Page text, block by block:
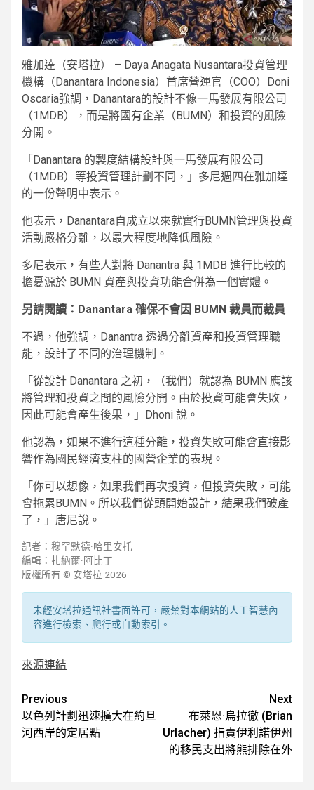
雅加達（安塔拉） – Daya Anagata Nusantara投資管理
機構（Danantara Indonesia）首席營運官（COO）Doni
Oscaria強調，Danantara的設計不像一馬發展有限公司
（1MDB），而是將國有企業（BUMN）和投資的風險
分開。
「Danantara 的製度結構設計與一馬發展有限公司
（1MDB）等投資管理計劃不同，」多尼週四在雅加達
的一份聲明中表示。
他表示，Danantara自成立以來就實行BUMN管理與投資
活動嚴格分離，以最大程度地降低風險。
多尼表示，有些人對將 Danantra 與 1MDB 進行比較的
擔憂源於 BUMN 資產與投資功能合併為一個實體。
另請閱讀：Danantara 確保不會因 BUMN 裁員而裁員
不過，他強調，Danantra 透過分離資產和投資管理職
能，設計了不同的治理機制。
「從設計 Danantara 之初，（我們）就認為 BUMN 應該
將管理和投資之間的風險分開。由於投資可能會失敗，
因此可能會產生後果，」Dhoni 說。
他認為，如果不進行這種分離，投資失敗可能會直接影
響作為國民經濟支柱的國營企業的表現。
「你可以想像，如果我們再次投資，但投資失敗，可能
會拖累BUMN。所以我們從頭開始設計，結果我們破產
了，」唐尼說。
記者：穆罕默德·哈里安托
編輯：扎納爾·阿比丁
版權所有 © 安塔拉 2026
未經安塔拉通訊社書面許可，嚴禁對本網站的人工智慧內
容進行檢索、爬行或自動索引。
來源連結
Post
navigation
Previous
以色列計劃迅速擴大在約旦
河西岸的定居點
Next
布萊恩·烏拉徹 (Brian
Urlacher) 指責伊利諾伊州
的移民支出將熊排除在外